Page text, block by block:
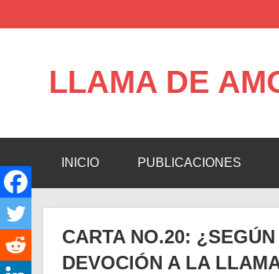
contenido
LLAMA DE
INICIO PUBLICACIONES
CARTA NO.20:
DEVOCIÓN A LA